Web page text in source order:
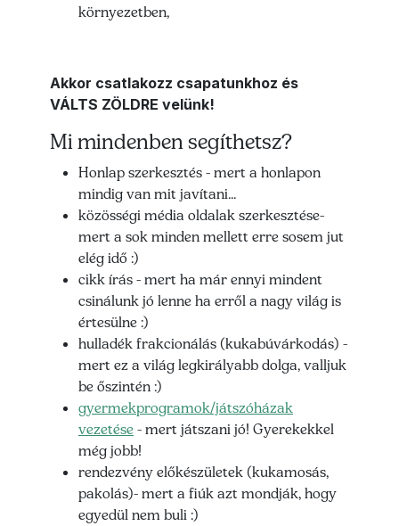
környezetben,
Akkor csatlakozz csapatunkhoz és
VÁLTS ZÖLDRE velünk!
Mi mindenben segíthetsz?
Honlap szerkesztés - mert a honlapon
mindig van mit javítani...
közösségi média oldalak szerkesztése-
mert a sok minden mellett erre sosem jut
elég idő :)
cikk írás - mert ha már ennyi mindent
csinálunk jó lenne ha erről a nagy világ is
értesülne :)
hulladék frakcionálás (kukabúvárkodás) -
mert ez a világ legkirályabb dolga, valljuk
be őszintén :)
gyermekprogramok/játszóházak
vezetése - mert játszani jó! Gyerekekkel
még jobb!
rendezvény előkészületek (kukamosás,
pakolás)- mert a fiúk azt mondják, hogy
egyedül nem buli :)